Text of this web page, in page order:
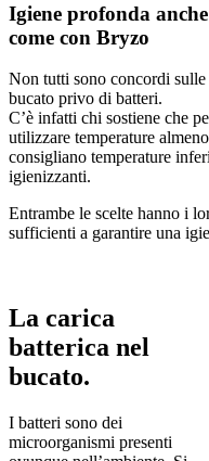
Igiene profonda
come con Bryzo
Non tutti sono concordi sulle
bucato privo di batteri.
C’è infatti chi sostiene che
utilizzare temperature
consigliano temperature
igienizzanti.
Entrambe le scelte hanno i
sufficienti a garantire una
La carica
batterica nel
bucato.
I batteri sono dei
microorganismi presenti